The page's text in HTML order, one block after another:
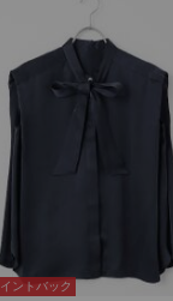
ントバック